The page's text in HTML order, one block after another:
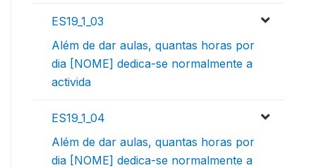
ES19_1_03
Além de dar aulas, quantas horas por
dia [NOME] dedica-se normalmente a
activida
ES19_1_04
Além de dar aulas, quantas horas por
dia [NOME] dedica-se normalmente a